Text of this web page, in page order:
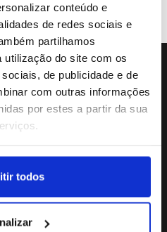
conteúdo e
de redes sociais e
partilhamos
utilização do site com os
de publicidade e de
com outras informações
por estes a partir da sua
todos
Agência
Couto Lote C
217116500